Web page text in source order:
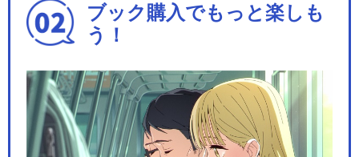
ブック購入でもっと楽しも
う！